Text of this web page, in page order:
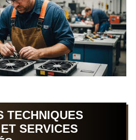
TECHNIQUES
SERVICES